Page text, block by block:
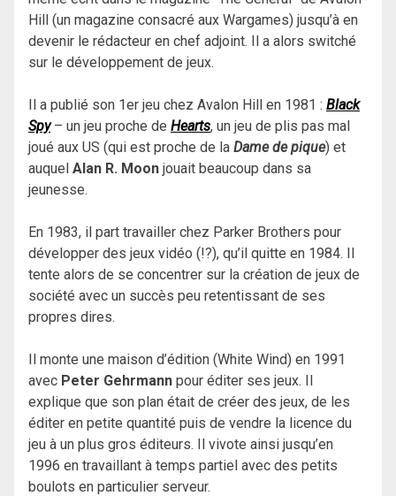
Hill (un magazine consacré aux Wargames) jusqu’à en
devenir le rédacteur en chef adjoint. Il a alors switché
sur le développement de jeux.
Il a publié son 1er jeu chez Avalon Hill en 1981 : Black
Spy– un jeu proche de Hearts, un jeu de plis pas mal
joué aux US (qui est proche de la Dame de pique) et
auquel Alan R. Moon jouait beaucoup dans sa
jeunesse.
En 1983, il part travailler chez Parker Brothers pour
développer des jeux vidéo (!?), qu’il quitte en 1984. Il
tente alors de se concentrer sur la création de jeux de
société avec un succès peu retentissant de ses
propres dires.
Il monte une maison d’édition (White Wind) en 1991
avec Peter Gehrmann pour éditer ses jeux. Il
explique que son plan était de créer des jeux, de les
éditer en petite quantité puis de vendre la licence du
jeu à un plus gros éditeurs. Il vivote ainsi jusqu’en
1996 en travaillant à temps partiel avec des petits
boulots en particulier serveur.